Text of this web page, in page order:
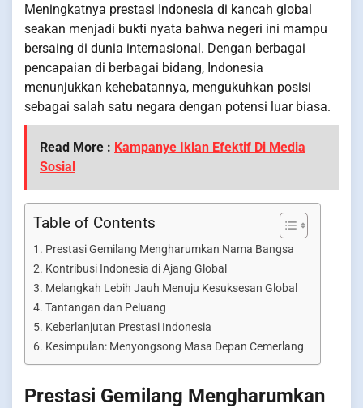
Meningkatnya prestasi Indonesia di kancah global
seakan menjadi bukti nyata bahwa negeri ini mampu
bersaing di dunia internasional. Dengan berbagai
pencapaian di berbagai bidang, Indonesia
menunjukkan kehebatannya, mengukuhkan posisi
sebagai salah satu negara dengan potensi luar biasa.
Read More : Kampanye Iklan Efektif Di Media
Sosial
Table of Contents
Prestasi Gemilang Mengharumkan Nama Bangsa
Kontribusi Indonesia di Ajang Global
Melangkah Lebih Jauh Menuju Kesuksesan Global
Tantangan dan Peluang
Keberlanjutan Prestasi Indonesia
Kesimpulan: Menyongsong Masa Depan Cemerlang
Prestasi Gemilang Mengharumkan